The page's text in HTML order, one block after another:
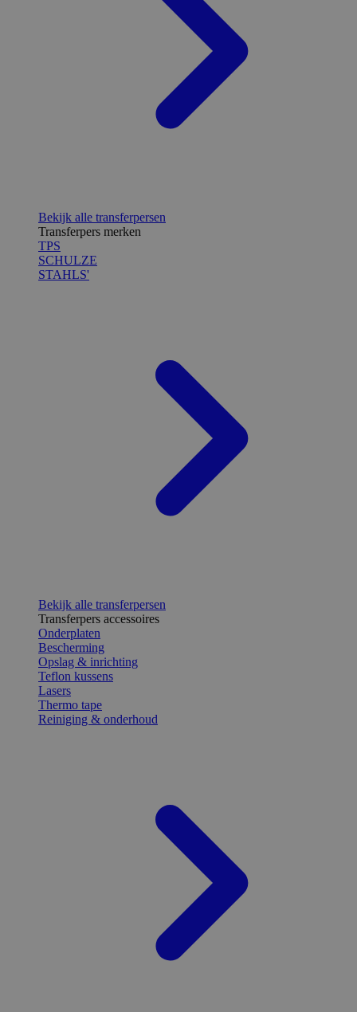
Bekijk alle transferpersen
Transferpers merken
TPS
SCHULZE
STAHLS'
Bekijk alle transferpersen
Transferpers accessoires
Onderplaten
Bescherming
Opslag & inrichting
Teflon kussens
Lasers
Thermo tape
Reiniging & onderhoud